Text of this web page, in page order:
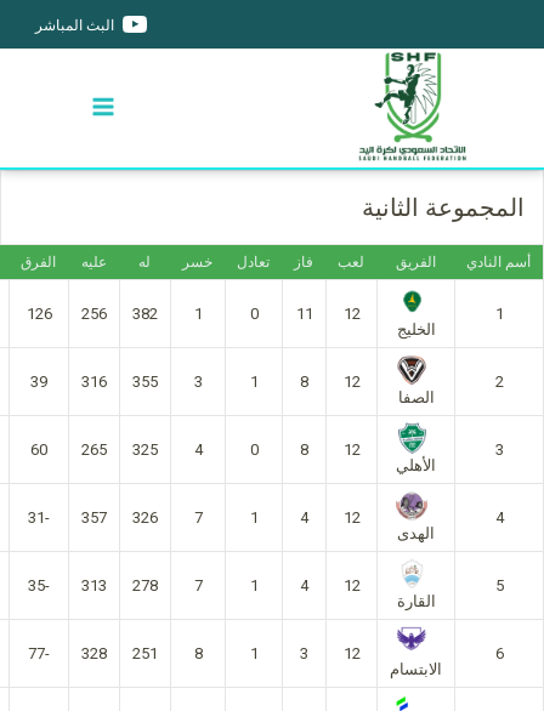
البث المباشر
المجموعة الثانية
أسم النادي الفريق لعب فاز تعادل خسر له عليه الفرق
1
الخليج
12
11
0
1
382
256
126
2
الصفا
12
8
1
3
355
316
39
3
الأهلي
12
8
0
4
325
265
60
4
الهدى
12
4
1
7
326
357
-31
5
القارة
12
4
1
7
278
313
-35
6
الابتسام
12
3
1
8
251
328
-77